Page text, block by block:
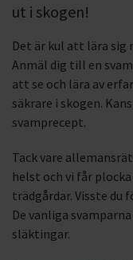
ut i skogen!
Det är kul att lära sig
Anmäl dig till en
att se och lära av
säkrare i skogen.
svamprecept.
Tack vare
helst och vi får
trädgårdar. Visste du
De vanliga
släktingar.